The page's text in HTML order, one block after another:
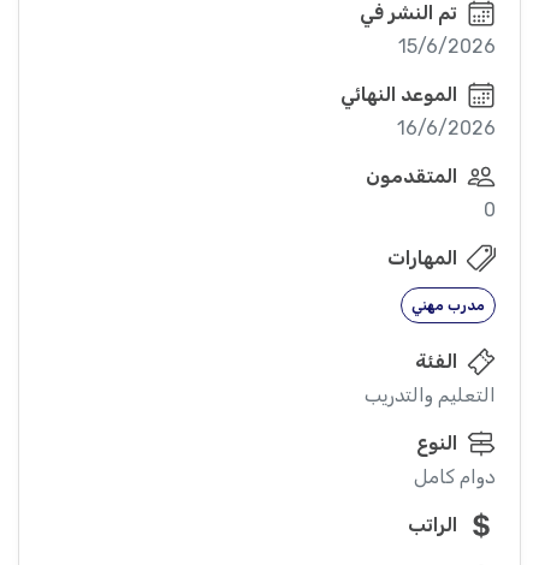
تم النشر في
15/6/2026
الموعد النهائي
16/6/2026
المتقدمون
0
المهارات
مدرب مهني
الفئة
التعليم والتدريب
النوع
دوام كامل
الراتب